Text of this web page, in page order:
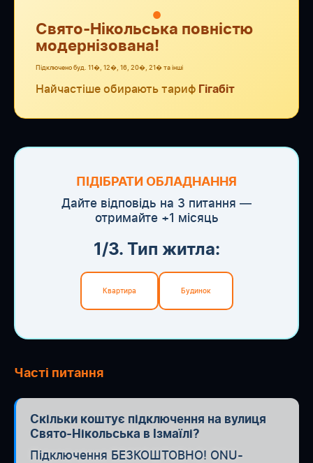
●
Свято-Нікольська повністю
модернізована!
Підключено буд. 11�, 12�, 16, 20�, 21� та інші
Найчастіше обирають тариф Гігабіт
ПІДІБРАТИ ОБЛАДНАННЯ
Дайте відповідь на 3 питання —
отримайте +1 місяць
1/3. Тип житла:
Квартира Будинок
Часті питання
Скільки коштує підключення на вулиця
Свято-Нікольська в Ізмаїлі?
Підключення БЕЗКОШТОВНО! ONU-